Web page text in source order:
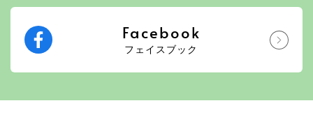
Facebook
フェイスブック